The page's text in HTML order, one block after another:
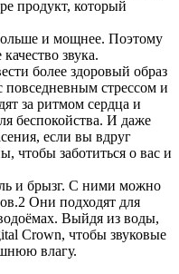
продукт, который
и мощнее. Поэтому
звука.
более здоровый образ
стрессом и
за ритмом сердца и
беспокойства. И даже
если вы вдруг
чтобы заботиться о вас и
и брызг. С ними можно
Они подходят для
Выйдя из воды,
Crown, чтобы звуковые
влагу.